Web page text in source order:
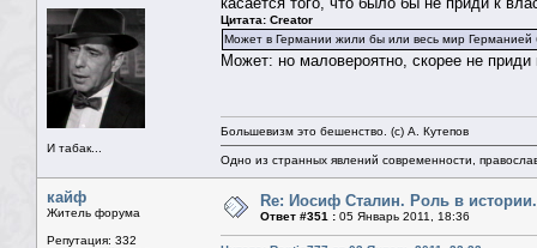
И табак...
Цитата: Creator
Может в Германии жили бы или весь мир Германией
Может: но маловероятно, скорее не
Большевизм это бешенство. (с) А. Кутепов
Одно из странных явлений современности,
кайф
Житель форума
Репутация: 332
Re: Иосиф Сталин. Роль в истории.
Ответ #351 : 05 Январь 2011, 18:36